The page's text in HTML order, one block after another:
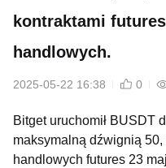
kontraktami
handlowych.
2025-05-22 16:38 0
Bitget uruchomił BUSDT
maksymalną dźwignią 50,
handlowych futures 23